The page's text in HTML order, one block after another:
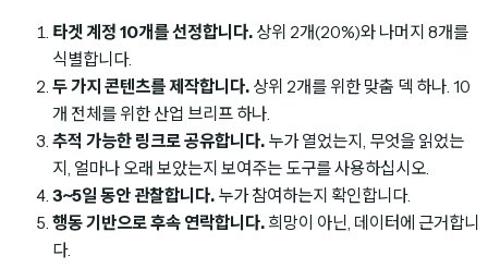
타겟 계정 10개를 선정합니다. 상위 2개(20%)와 나머지 8개를
식별합니다.
두 가지 콘텐츠를 제작합니다. 상위 2개를 위한 맞춤 덱 하나. 10
개 전체를 위한 산업 브리프 하나.
추적 가능한 링크로 공유합니다. 누가 열었는지, 무엇을 읽었는
지, 얼마나 오래 보았는지 보여주는 도구를 사용하십시오.
3~5일 동안 관찰합니다. 누가 참여하는지 확인합니다.
행동 기반으로 후속 연락합니다. 희망이 아닌, 데이터에 근거합니
다.